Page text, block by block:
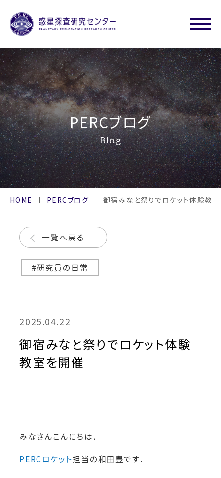
PERCブログ
Blog
HOME PERCブログ 御宿みなと祭りでロケット体験教
一覧へ戻る
#研究員の日常
2025.04.22
御宿みなと祭りでロケット体験
教室を開催
みなさんこんにちは．
PERCロケット担当の和田豊です．